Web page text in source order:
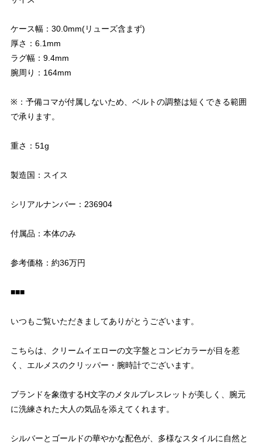
ケース幅：30.0mm(リューズ含まず)
厚さ：6.1mm
ラグ幅：9.4mm
腕周り：164mm
※：予備コマが付属しないため、ベルトの調整は短くできる範囲
で承ります。
重さ：51g
製造国：スイス
シリアルナンバー：236904
付属品：本体のみ
参考価格：約36万円
■■■
いつもご覧いただきましてありがとうございます。
こちらは、クリームイエローの文字盤とコンビカラーが目を惹
く、エルメスのクリッパー・腕時計でございます。
ブランドを象徴するH文字のメタルブレスレットが美しく、腕元
に洗練された大人の気品を添えてくれます。
シルバーとゴールドの華やかな配色が、多様なスタイルに自然と